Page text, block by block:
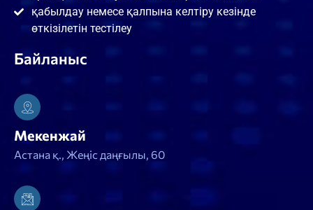
қабылдау немесе қалпына келтіру кезінде
өткізілетін тестілеу
Байланыс
Мекенжай
Астана қ., Жеңіс даңғылы, 60